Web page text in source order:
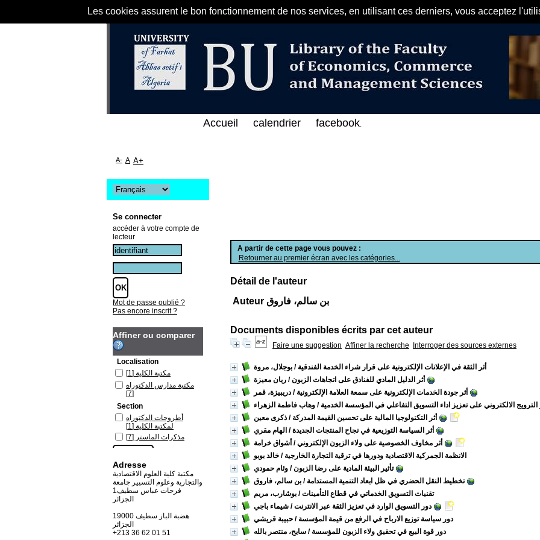
Les cookies assurent le bon fonctionnement de nos services, en utilisant ces derniers, vous acceptez
مرحبا بكم في الفهرس الإلكتروني على الخط المباشر لمكتبة كلية العلوم الاقتصادية و
A partir de cette page vous pouvez :
Retourner au premier écran avec les catégories...
Détail de l'auteur
Auteur بن سالم، فاروق
Documents disponibles écrits par cet auteur
Faire une suggestion Affiner la recherche Interroger des sources externes
أثر الثقة في الإعلانات الإلكترونية على قرار شراء الخدمة الفندقية / بوجلال، مروة
أثر الدليل المادي للفنادق على اتجاهات الزبون/ ريان معيزة
أثر جودة الخدمات الإلكترونية على سمعة العلامة الإلكترونية / دريبيزة، قمر
الترويج الالكتروني على تعزيز اداء التسويق التفاعلي في المؤسسة الخدمية / وهاب فاطمة الزهراء
أثر التكنولوجيا المالية على تحسين القيمة المدركة / ذكرى معين
أثر السياسة التوزيعية في نجاح المنتجات الجديدة/ الهام مقري
أثر مخاوف الخصوصية على ولاء الزبون الإلكتروني/ أشواق خرامة
الانظمة الجمركية الاقتصادية ودورها في ترقية التجارة الخارجية / خالد بوبو
تأثير البيئة المادية على رضا الزبون/ وئام حمودي
تخطيط النقل الحضري في ظل ابعاد التنمية المستدامة / بن سالم، فاروق
تقنيات التسويق الخدماتي في قطاع التأمينات/ بوشارب، مريم
دور التسويق الوارد في تعزيز الثقة عبر الانترنت/ شيماء باجي
دور سياسة توزيع الارباح في الرفع من قيمة المؤسسة / حبيبة قريشي
دور قوة البيع في تحقيق ولاء الزبون للمؤسسة / سايح، منتصر بالله
Accueil calendrier facebook.
A- A A+
Se connecter
accéder à votre compte de
lecteur
Mot de passe oublié ?
Pas encore inscrit ?
Affiner ou comparer
Localisation
مكتبة الكلية [1]
مكتبة مدارس الدكتوراه
[7]
Section
أطروحات الدكتوراه
لمكتبة الكلية [1]
مذكرات الماستر [7]
Adresse
مكتبة كلية العلوم الاقتصادية
والتجارية وعلوم التسيير جامعة
فرحات عباس سطيف1
الجزائر
19000 هضبة الباز سطيف
+213 36 62 01 51